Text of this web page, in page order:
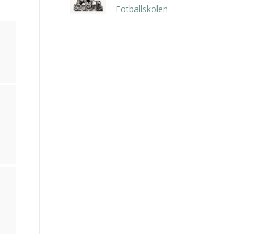
Fotballskolen